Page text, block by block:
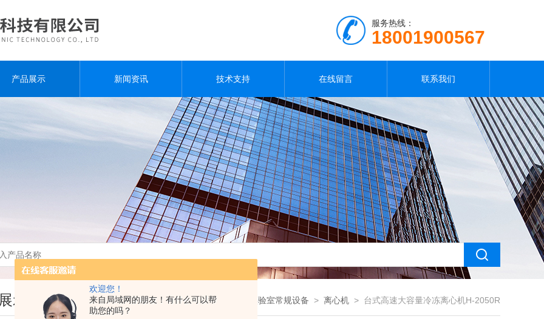
欢迎您！
来自局域网的朋友！有什么可以帮
助您的吗？
服务热线：
18001900567
产品展示 新闻资讯 技术支持 在线留言 联系我们
示 您现在的位置：首页>产品展示 实验室常规设备 > 离心机 > 台式高速大容量冷冻离心机H-2050R